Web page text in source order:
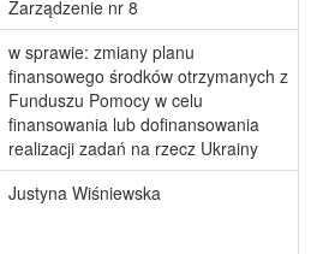
Zarządzenie nr 8
w sprawie: zmiany planu
finansowego środków otrzymanych z
Funduszu Pomocy w celu
finansowania lub dofinansowania
realizacji zadań na rzecz Ukrainy
Justyna Wiśniewska